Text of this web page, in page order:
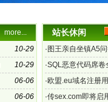
more...
10-29
10-29
06-06
06-06
站长休闲
· 图王亲自坐镇A5
·SQL恶意代码席
·欧盟.eu域名注册
·传sex.com即将启